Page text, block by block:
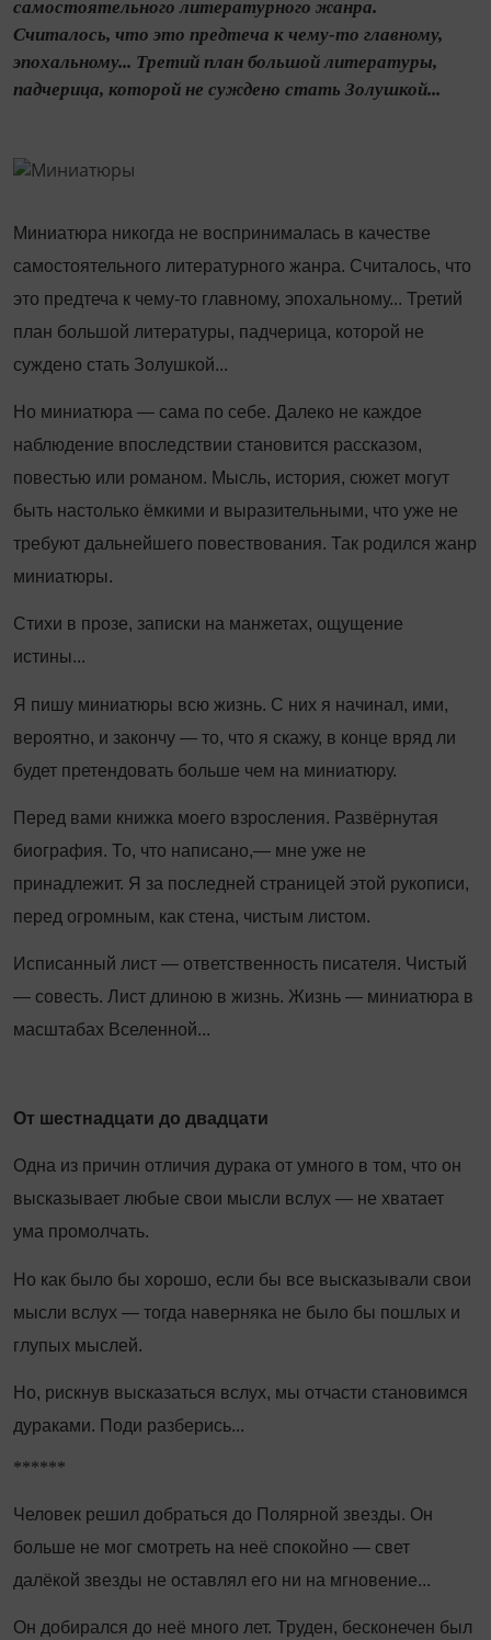
самостоятельного литературного жанра.
Считалось, что это предтеча к чему-то главному,
эпохальному... Третий план большой литературы,
падчерица, которой не суждено стать Золушкой...
Миниатюра никогда не воспринималась в качестве
самостоятельного литературного жанра. Считалось, что
это предтеча к чему-то главному, эпохальному... Третий
план большой литературы, падчерица, которой не
суждено стать Золушкой...
Но миниатюра — сама по себе. Далеко не каждое
наблюдение впоследствии становится рассказом,
повестью или романом. Мысль, история, сюжет могут
быть настолько ёмкими и выразительными, что уже не
требуют дальнейшего повествования. Так родился жанр
миниатюры.
Стихи в прозе, записки на манжетах, ощущение
истины...
Я пишу миниатюры всю жизнь. С них я начинал, ими,
вероятно, и закончу — то, что я скажу, в конце вряд ли
будет претендовать больше чем на миниатюру.
Перед вами книжка моего взросления. Развёрнутая
биография. То, что написано,— мне уже не
принадлежит. Я за последней страницей этой рукописи,
перед огромным, как стена, чистым листом.
Исписанный лист — ответственность писателя. Чистый
— совесть. Лист длиною в жизнь. Жизнь — миниатюра в
масштабах Вселенной...
От шестнадцати до двадцати
Одна из причин отличия дурака от умного в том, что он
высказывает любые свои мысли вслух — не хватает
ума промолчать.
Но как было бы хорошо, если бы все высказывали свои
мысли вслух — тогда наверняка не было бы пошлых и
глупых мыслей.
Но, рискнув высказаться вслух, мы отчасти становимся
дураками. Поди разберись...
******
Человек решил добраться до Полярной звезды. Он
больше не мог смотреть на неё спокойно — свет
далёкой звезды не оставлял его ни на мгновение...
Он добирался до неё много лет. Труден, бесконечен был